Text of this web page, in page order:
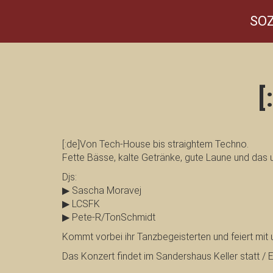
[:de]Von Tech-House bis straightem Techno.
Fette Bässe, kalte Getränke, gute Laune und
Djs:
▶ Sascha Moravej
▶ LCSFK
▶ Pete-R/TonSchmidt
Kommt vorbei ihr Tanzbegeisterten und feiert mit
Das Konzert findet im Sandershaus Keller statt /